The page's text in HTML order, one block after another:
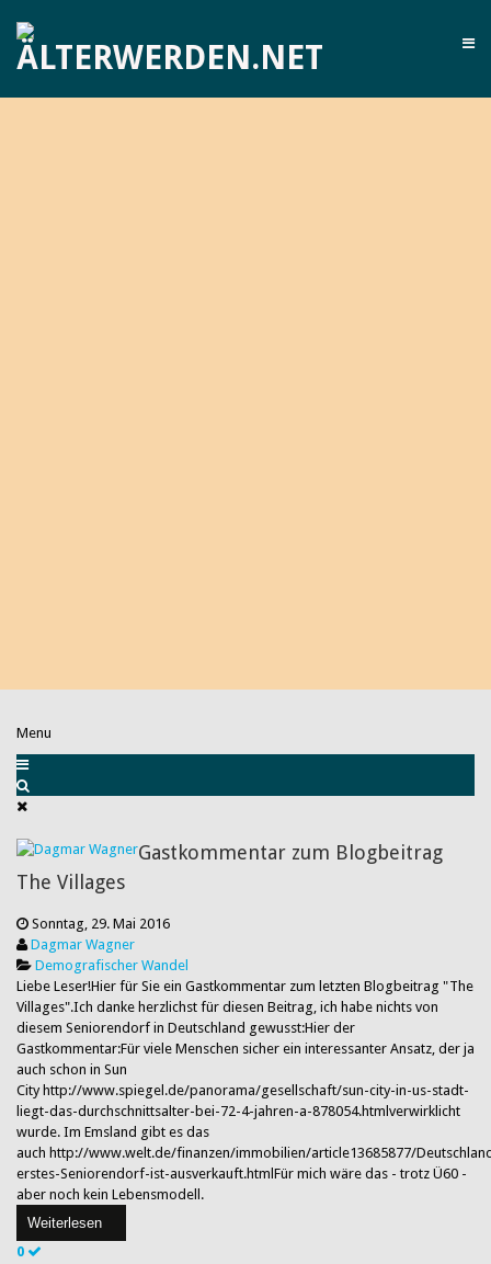
Menu
Gastkommentar zum Blogbeitrag
The Villages
Sonntag, 29. Mai 2016
Dagmar Wagner
Demografischer Wandel
Liebe Leser!Hier für Sie ein Gastkommentar zum letzten Blogbeitrag "The
Villages".Ich danke herzlichst für diesen Beitrag, ich habe nichts von
diesem Seniorendorf in Deutschland gewusst:Hier der
Gastkommentar:Für viele Menschen sicher ein interessanter Ansatz, der ja
auch schon in Sun
City http://www.spiegel.de/panorama/gesellschaft/sun-city-in-us-stadt-
liegt-das-durchschnittsalter-bei-72-4-jahren-a-878054.htmlverwirklicht
wurde. Im Emsland gibt es das
auch http://www.welt.de/finanzen/immobilien/article13685877/
erstes-Seniorendorf-ist-ausverkauft.htmlFür mich wäre das - trotz Ü60 -
aber noch kein Lebensmodell.
Weiterlesen
0